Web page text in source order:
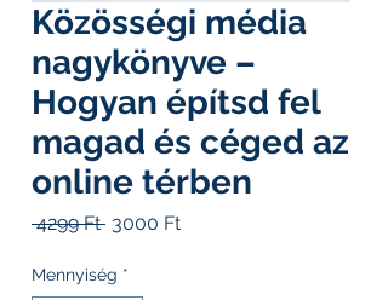
Közösségi média
nagykönyve –
Hogyan építsd fel
magad és céged az
online térben
4299 Ft Szokásos
3000 FtAkciós
Mennyiség *